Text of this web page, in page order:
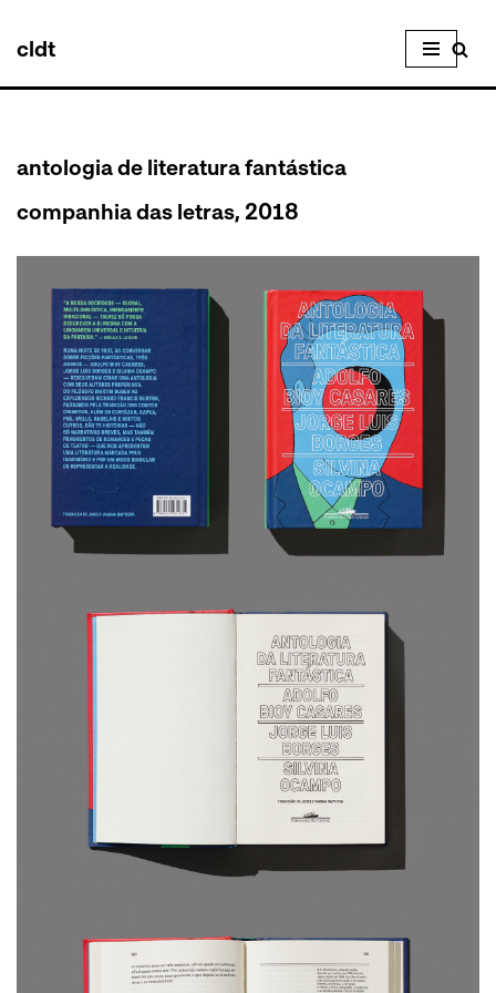
Pular
para
cldt
antologia de literatura fantástica
companhia das letras, 2018